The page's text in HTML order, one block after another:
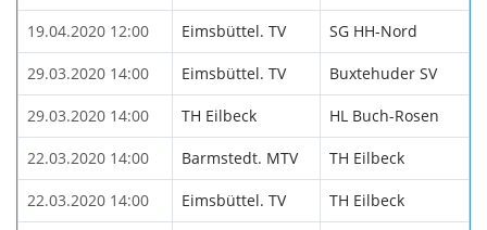
19.04.2020 12:00 Eimsbüttel. TV SG HH-Nord
29.03.2020 14:00 Eimsbüttel. TV Buxtehuder SV
29.03.2020 14:00 TH Eilbeck HL Buch-Rosen
22.03.2020 14:00 Barmstedt. MTV TH Eilbeck
22.03.2020 14:00 Eimsbüttel. TV TH Eilbeck